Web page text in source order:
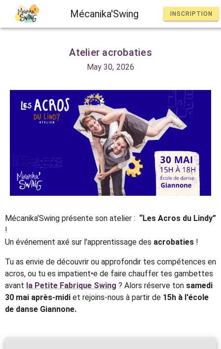
Mécanika'Swing INSCRIPTION
Atelier acrobaties
May 30, 2026
Mécanika’Swing présente son atelier : “Les Acros du Lindy”
!
Un événement axé sur l'apprentissage des acrobaties !
Tu as envie de découvrir ou approfondir tes compétences en
acros, ou tu es impatient•e de faire chauffer tes gambettes
avant la Petite Fabrique Swing ? Alors réserve ton samedi
30 mai après-midi et rejoins-nous à partir de 15h à l'école
de danse Giannone.